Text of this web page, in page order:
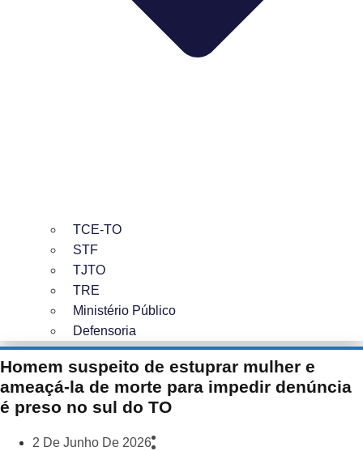
TCE-TO
STF
TJTO
TRE
Ministério Público
Defensoria
Homem suspeito de estuprar mulher e
ameaçá-la de morte para impedir denúncia
é preso no sul do TO
2 De Junho De 2026